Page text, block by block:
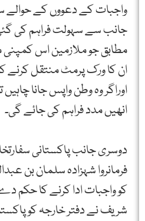
واجبات کے دعووں کے
جانب سے سہولت فراہم کی
مطابق جو ملازمین اس کمپنی
ان کا ورک پرمٹ منتقل کرنے
اوراگر وہ وطن واپس جانا
انھیں مدد فراہم کی جائے گی۔
دوسری جانب پاکستانی
فرمانروا شہزادہ سلمان بن
کو واجبات ادا کرنے کا حکم دے
شریف نے دفتر خارجہ کو